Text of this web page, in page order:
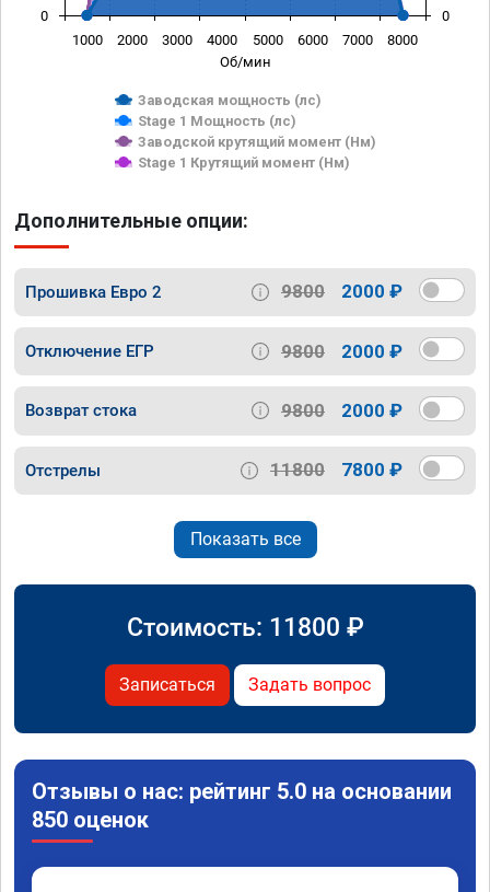
Об/мин
Заводская мощность (лс)
Stage 1 Мощность (лс)
Заводской крутящий момент (Нм)
Stage 1 Крутящий момент (Нм)
1000 2000 3000 4000 5000 6000 7000 8000
0 0
Дополнительные опции:
Прошивка Евро 2 9800 2000 ₽
Отключение ЕГР 9800 2000 ₽
Возврат стока 9800 2000 ₽
Отстрелы 11800 7800 ₽
Показать все
Стоимость: 11800 ₽
Записаться Задать вопрос
Отзывы о нас: рейтинг 5.0 на основании
850 оценок